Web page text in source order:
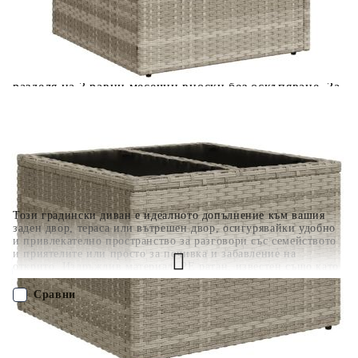
Този градински диван е идеалното допълнение към вашия
заден двор, тераса или вътрешен двор, осигурявайки удобно
и привлекателно пространство за разговори със семейството
и приятелите или просто за почивка и забавление на
открито. Издръжлив материал: PE ратан, известен също като
полиратан, е здрав синтетичен материал с малко необходима
поддръжка, който прилича на естествен ратан. Той е лек,
лесен за почистване и често се използва за външни мебели
поради своята издръжливост и устойчивост на атмосферни
влияния.Удобна седалка: Тази мебел за открито, снабдена с
плътно подплатени възглавници, предлага удобство при
Отложено до 30 дни от момента на изпращане на
поръчката без оскъпяване. За покупки на стойност до
400 лв. / €204,52
Плащане на 4 вноски. Заплащате 20% от стойността на
поръчката си на момента с карта. Останалата сума се
разделя на 3 равни месечни вноски без оскъпяване. За
покупки на стойност до 2000 лв. / €1022.61
ПОРЪЧАЙ БЕЗ РЕГИСТРАЦИЯ
Сравни